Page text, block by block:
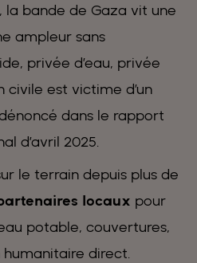
la bande de Gaza vit une
ampleur sans
privée d’eau, privée
civile est victime d’un
dans le rapport
d’avril 2025.
le terrain depuis plus de
locaux pour
potable, couvertures,
direct.